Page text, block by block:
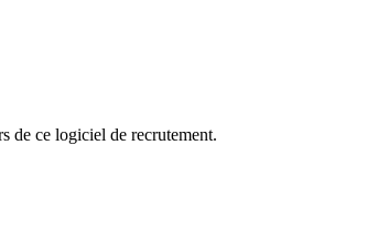
de ce logiciel de recrutement.